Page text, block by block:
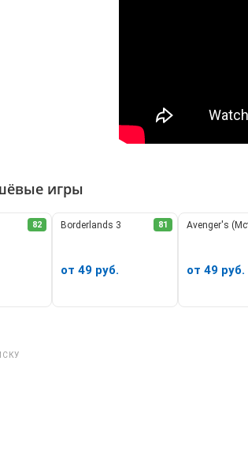
игры
82 81
Borderlands 3
от 49 руб.
Avenger's
от 49 руб.